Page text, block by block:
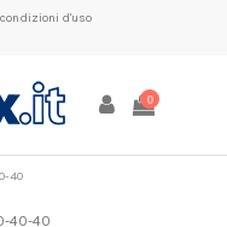
d'uso
0
40